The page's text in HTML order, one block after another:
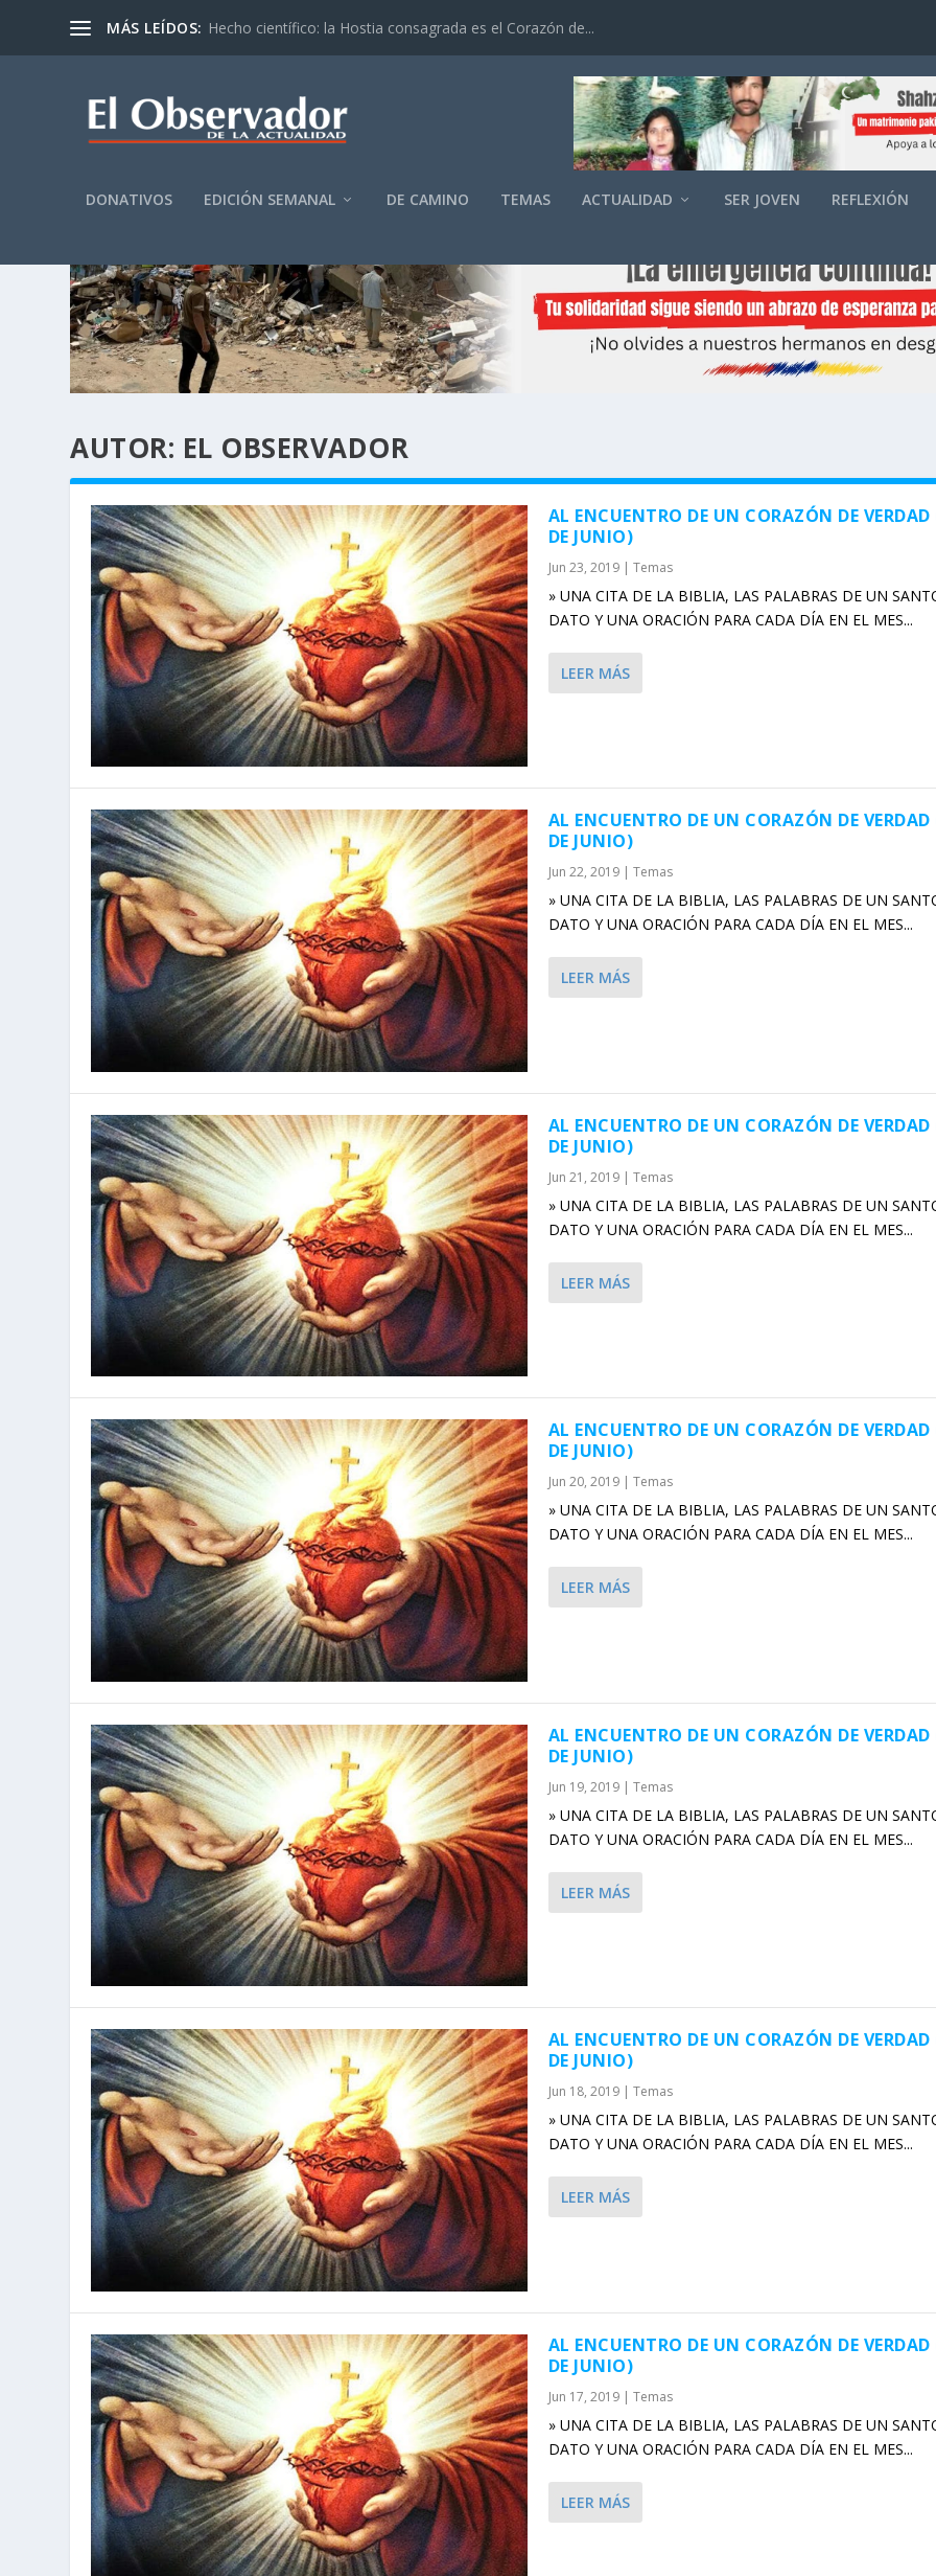
MÁS LEÍDOS: Hecho científico: la Hostia consagrada es el Corazón de...
DONATIVOS EDICIÓN SEMANAL DE CAMINO TEMAS ACTUALIDAD SER JOVEN REFLEXIÓN
AUTOR: EL OBSERVADOR
AL ENCUENTRO DE UN CORAZÓN DE
DE JUNIO)
Jun 23, 2019| Temas
» UNA CITA DE LA BIBLIA, LAS PALABRAS DE UN
DATO Y UNA ORACIÓN PARA CADA DÍA EN EL MES...
LEER MÁS
AL ENCUENTRO DE UN CORAZÓN DE
DE JUNIO)
Jun 22, 2019| Temas
» UNA CITA DE LA BIBLIA, LAS PALABRAS DE UN
DATO Y UNA ORACIÓN PARA CADA DÍA EN EL MES...
LEER MÁS
AL ENCUENTRO DE UN CORAZÓN DE VERDAD
DE JUNIO)
Jun 21, 2019| Temas
» UNA CITA DE LA BIBLIA, LAS PALABRAS DE UN
DATO Y UNA ORACIÓN PARA CADA DÍA EN EL MES...
LEER MÁS
AL ENCUENTRO DE UN CORAZÓN DE
DE JUNIO)
Jun 20, 2019| Temas
» UNA CITA DE LA BIBLIA, LAS PALABRAS DE UN
DATO Y UNA ORACIÓN PARA CADA DÍA EN EL MES...
LEER MÁS
AL ENCUENTRO DE UN CORAZÓN DE
DE JUNIO)
Jun 19, 2019| Temas
» UNA CITA DE LA BIBLIA, LAS PALABRAS DE UN
DATO Y UNA ORACIÓN PARA CADA DÍA EN EL MES...
LEER MÁS
AL ENCUENTRO DE UN CORAZÓN DE
DE JUNIO)
Jun 18, 2019| Temas
» UNA CITA DE LA BIBLIA, LAS PALABRAS DE UN
DATO Y UNA ORACIÓN PARA CADA DÍA EN EL MES...
LEER MÁS
AL ENCUENTRO DE UN CORAZÓN DE
DE JUNIO)
Jun 17, 2019| Temas
» UNA CITA DE LA BIBLIA, LAS PALABRAS DE UN
DATO Y UNA ORACIÓN PARA CADA DÍA EN EL MES...
LEER MÁS